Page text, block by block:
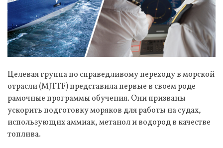
Целевая группа по справедливому переходу в морской
отрасли (MJTTF) представила первые в своем роде
рамочные программы обучения. Они призваны
ускорить подготовку моряков для работы на судах,
использующих аммиак, метанол и водород в качестве
топлива.